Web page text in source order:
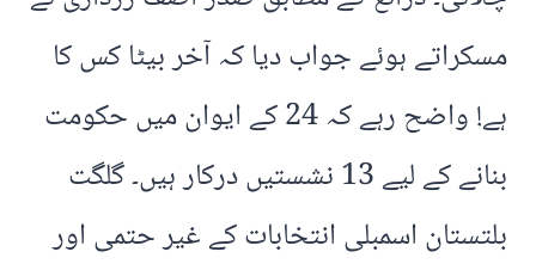
مسکراتے ہوئے جواب دیا کہ آخر بیٹا کس کا
ہے! واضح رہے کہ 24 کے ایوان میں حکومت
بنانے کے لیے 13 نشستیں درکار ہیں۔ گلگت
بلتستان اسمبلی انتخابات کے غیر حتمی اور